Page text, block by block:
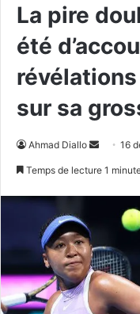
La pire
été
sur sa
Ahmad Diallo
Envoyer
16
Temps de lecture 1